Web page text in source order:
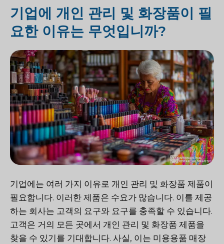
기업에 개인 관리 및 화장품이 필
요한 이유는 무엇입니까?
기업에는 여러 가지 이유로 개인 관리 및 화장품 제품이
필요합니다. 이러한 제품은 수요가 많습니다. 이를 제공
하는 회사는 고객의 요구와 요구를 충족할 수 있습니다.
고객은 거의 모든 곳에서 개인 관리 및 화장품 제품을
찾을 수 있기를 기대합니다. 사실, 이는 미용용품 매장